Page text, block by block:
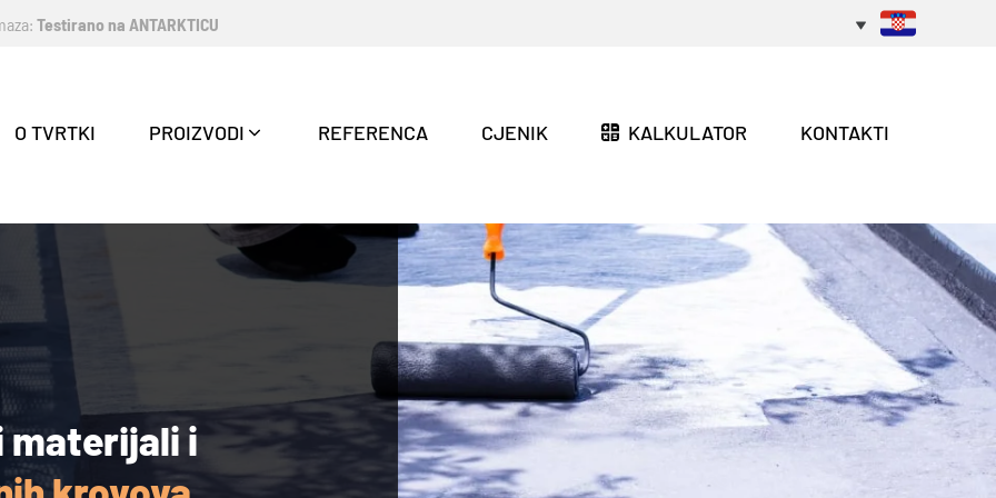
Testirano na ANTARKTICU
O TVRTKI PROIZVODI REFERENCA CJENIK KALKULATOR KONTAKTI
materijali i